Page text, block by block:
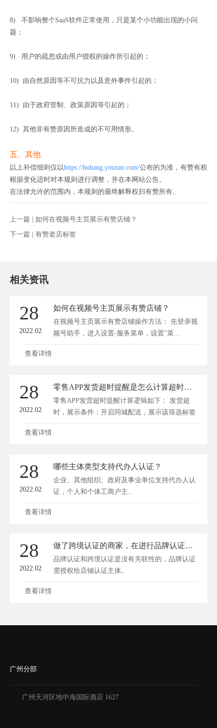
8) 不影响整个SaaS软件正常使用，只是某个小功能出现的小问
题；
9) 用户的疏忽或由用户授权的操作所引起的；
10) 由自然原因等不可抗力以及意外事件引起的；
11) 由于政府管制、政策原因等引起的；
12) 其他非有赞原因所造成的不可用情形。
五、其他
以上补偿细则仅以https://huhang.youzan.com/公布的为准，有赞有权
根据变化适时对本规则进行调整，并在本网站公告。
在法律允许的范围内，本规则的最终解释权归有赞所有。
上一篇 | 如何在视频号主页展示有赞店铺？
下一篇 | 有赞老店标签
相关资讯
28
2022.02
如何在视频号主页展示有赞店铺？
在视频号主页展示有赞店铺操作方法： 先登录视
频号助手，进入设置-服务菜单，设置"菜...
查看详情
28
2022.02
零售APP发货超时提醒是怎么计算超时时间的？
零售APP发货超时提醒计算逻辑如下： 发货超
时，展示条件：开启同城配送，展示该筛选标签
1）目前...
查看详情
28
2022.02
哪些主体类型支持代办人认证？
企业、其他组织、政府及事业单位支持代办人认
证，个人和个体工商户主...
查看详情
28
2022.02
做了跨境认证的商家，在进行品牌认证的时候可以只授权给跨境认证的主体吗？
品牌认证和跨境认证是没有关联性的，品牌认证
需授权给店铺认证主体。
查看详情
广州分部
广州天河区地中海国际酒店 1627